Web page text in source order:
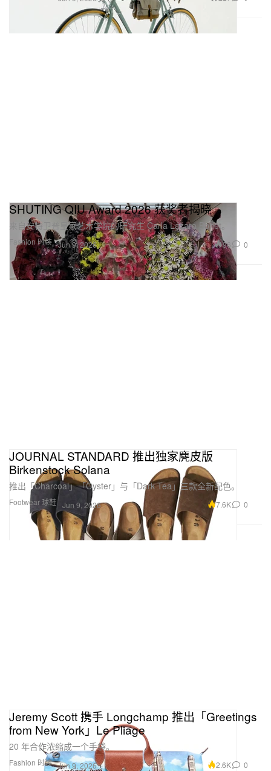
Fashion 时装
SHUTING QIU Award 2026 获奖者揭晓
来自安特卫普皇家艺术学院的研究生 Carla Lázaro Bonet。
Jun 9, 2026 96 0
Footwear 球鞋
JOURNAL STANDARD 推出独家麂皮版
Birkenstock Solana
推出「Charcoal」「Oyster」与「Dark Tea」三款全新配色。
Jun 9, 2026 7.6K 0
Fashion 时装
Jeremy Scott 携手 Longchamp 推出「Greetings
from New York」Le Pliage
20 年合作浓缩成一个手袋。
Jun 9, 2026 2.6K 0